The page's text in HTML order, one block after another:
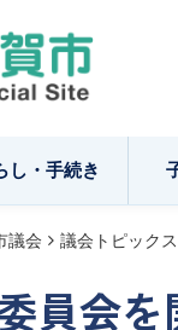
し・手続き
議会 議会トピックス
員会